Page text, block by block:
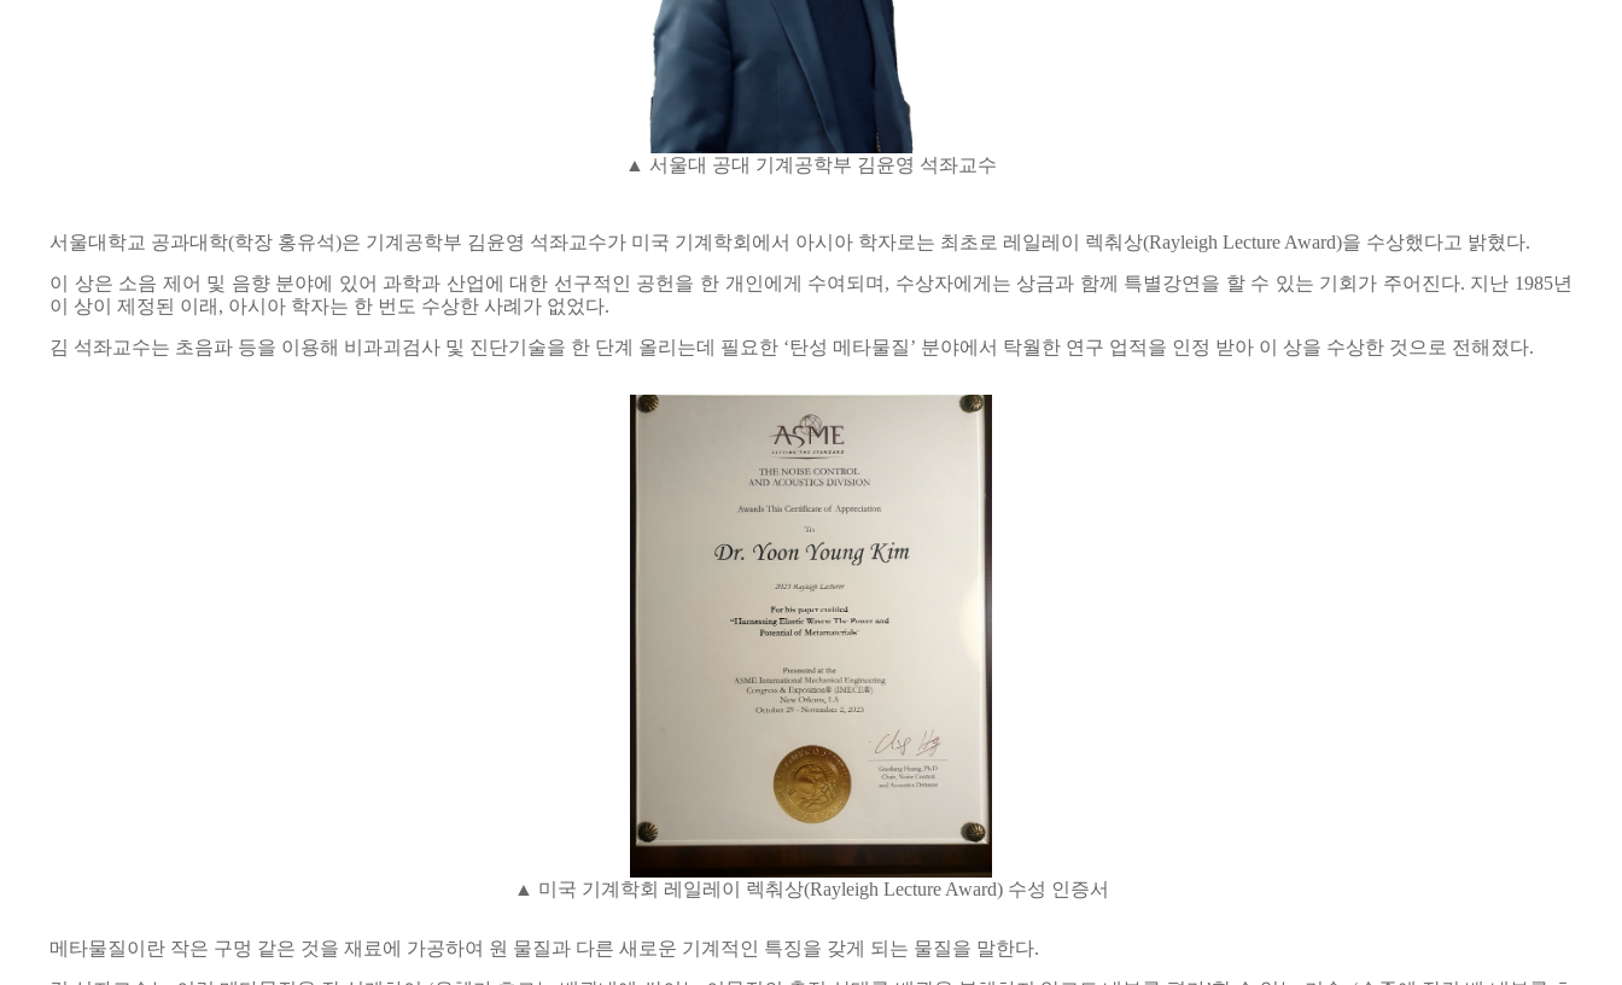
▲ 서울대 공대 기계공학부 김윤영 석좌교수
서울대학교 공과대학(학장 홍유석)은 기계공학부 김윤영 석좌교수가 미국 기계학회에서 아시아 학자로는 최초로 레일레이 렉춰상(Rayleigh Lecture Award)을 수상했다고 밝혔다.
이 상은 소음 제어 및 음향 분야에 있어 과학과 산업에 대한 선구적인 공헌을 한 개인에게 수여되며, 수상자에게는 상금과 함께 특별강연을 할 수 있는 기회가 주어진다. 지난 1985년
이 상이 제정된 이래, 아시아 학자는 한 번도 수상한 사례가 없었다.
김 석좌교수는 초음파 등을 이용해 비과괴검사 및 진단기술을 한 단계 올리는데 필요한 ‘탄성 메타물질’ 분야에서 탁월한 연구 업적을 인정 받아 이 상을 수상한 것으로 전해졌다.
▲ 미국 기계학회 레일레이 렉춰상(Rayleigh Lecture Award) 수성 인증서
메타물질이란 작은 구멍 같은 것을 재료에 가공하여 원 물질과 다른 새로운 기계적인 특징을 갖게 되는 물질을 말한다.